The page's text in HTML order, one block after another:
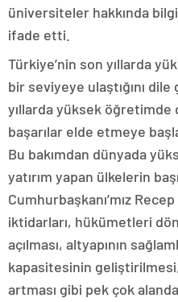
üniversiteler hakkında
ifade etti.
Türkiye’nin son yıllarda
bir seviyeye ulaştığını
yıllarda yüksek
başarılar elde etmeye
Bu bakımdan dünyada
yatırım yapan ülkelerin
Cumhurbaşkanı’mız
iktidarları, hükümetleri
açılması, altyapının
kapasitesinin
artması gibi pek çok